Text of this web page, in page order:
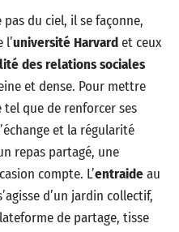
du ciel, il se façonne,
l’université Harvardet ceux
des relations sociales
et dense. Pour mettre
que de renforcer ses
et la régularité
repas partagé, une
compte. L’entraideau
d’un jardin collectif,
de partage, tisse